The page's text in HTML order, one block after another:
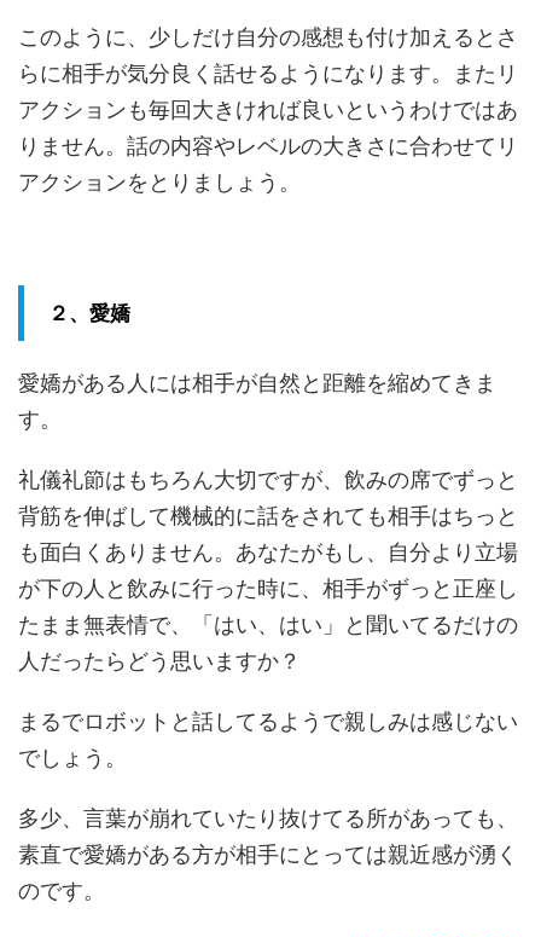
このように、少しだけ自分の感想も付け加えるとさ
らに相手が気分良く話せるようになります。またリ
アクションも毎回大きければ良いというわけではあ
りません。話の内容やレベルの大きさに合わせてリ
アクションをとりましょう。
２、愛嬌
愛嬌がある人には相手が自然と距離を縮めてきま
す。
礼儀礼節はもちろん大切ですが、飲みの席でずっと
背筋を伸ばして機械的に話をされても相手はちっと
も面白くありません。あなたがもし、自分より立場
が下の人と飲みに行った時に、相手がずっと正座し
たまま無表情で、「はい、はい」と聞いてるだけの
人だったらどう思いますか？
まるでロボットと話してるようで親しみは感じない
でしょう。
多少、言葉が崩れていたり抜けてる所があっても、
素直で愛嬌がある方が相手にとっては親近感が湧く
のです。